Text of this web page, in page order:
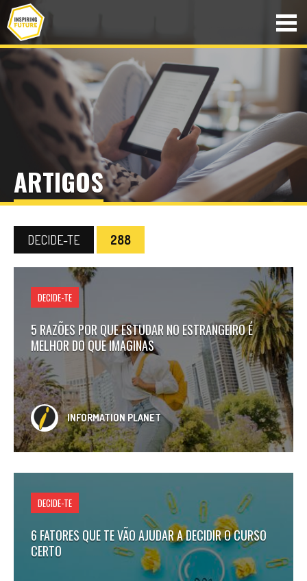
ARTIGOS
DECIDE-TE 288
DECIDE-TE
5 RAZÕES POR QUE ESTUDAR NO ESTRANGEIRO É
MELHOR DO QUE IMAGINAS
INFORMATION PLANET
DECIDE-TE
6 FATORES QUE TE VÃO AJUDAR A DECIDIR O CURSO
CERTO